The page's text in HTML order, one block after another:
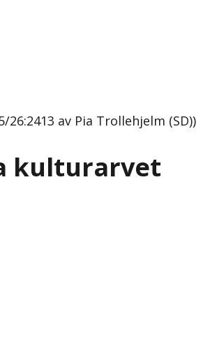
av Pia Trollehjelm (SD))
kulturarvet